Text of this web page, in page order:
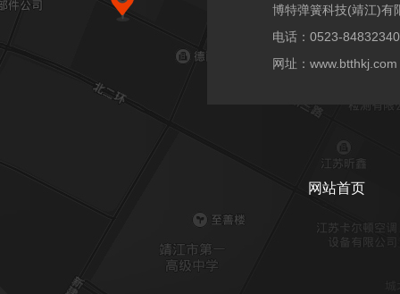
博特弹簧科技(靖江)有
电话：0523-84832340
网址：www.btthkj.com
网站首页